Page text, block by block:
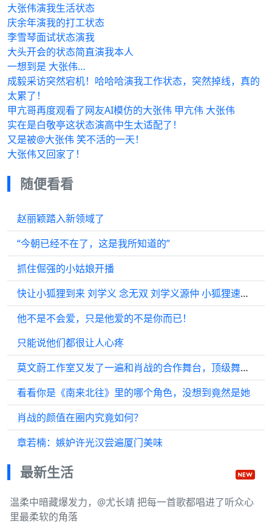
大张伟演我生活状态
庆余年演我的打工状态
李雪琴面试状态演我
大头开会的状态简直演我本人
一想到是 大张伟…
成毅采访突然宕机！哈哈哈演我工作状态，突然掉线，真的
太累了！
甲亢哥再度观看了网友AI模仿的大张伟 甲亢伟 大张伟
实在是白敬亭这状态演高中生太适配了！
又是被@大张伟 笑不活的一天！
大张伟又回家了！
随便看看
赵丽颖踏入新领域了
“今朝已经不在了，这是我所知道的”
抓住倔强的小姑娘开播
快让小狐狸到来 刘学义 念无双 刘学义源仲 小狐狸速速前来 刘学义
他不是不会爱，只是他爱的不是你而已！
只能说他们都很让人心疼
莫文蔚工作室又发了一遍和肖战的合作舞台，顶级舞台效果谁不喜欢呢
看看你是《南来北往》里的哪个角色，没想到竟然是她
肖战的颜值在圈内究竟如何？
章若楠：嫉妒许光汉尝遍厦门美味
最新生活
温柔中暗藏爆发力，@尤长靖 把每一首歌都唱进了听众心
里最柔软的角落